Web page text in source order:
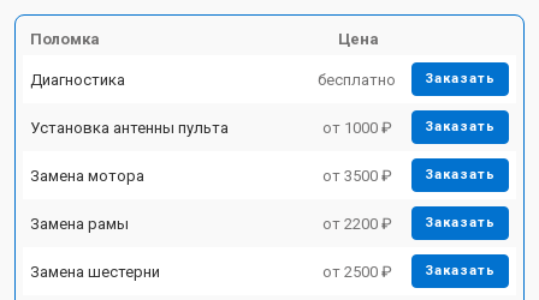
Поломка Цена
Диагностика бесплатно Заказать
Установка антенны пульта от 1000 ₽ Заказать
Замена мотора от 3500 ₽ Заказать
Замена рамы от 2200 ₽ Заказать
Замена шестерни от 2500 ₽ Заказать